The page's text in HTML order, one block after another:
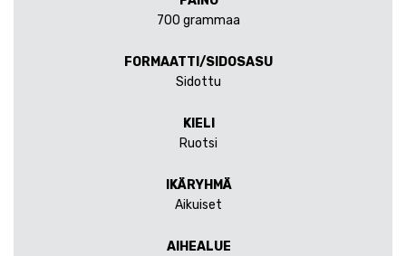
700 grammaa
FORMAATTI/SIDOSASU
Sidottu
KIELI
Ruotsi
IKÄRYHMÄ
Aikuiset
AIHEALUE